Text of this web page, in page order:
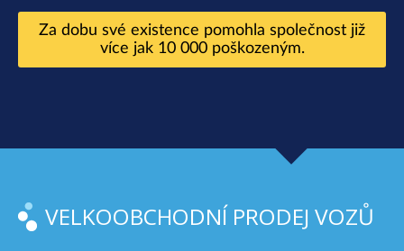
Za dobu své existence pomohla společnost již
více jak 10 000 poškozeným.
VELKOOBCHODNÍ PRODEJ VOZŮ